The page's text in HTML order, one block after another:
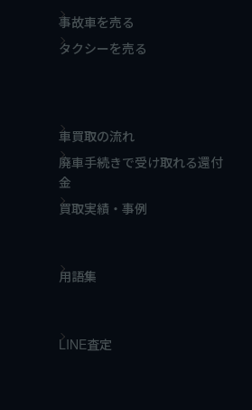
事故車を売る
タクシーを売る
車買取の流れ
廃車手続きで受け取れる還付
金
買取実績・事例
用語集
LINE査定